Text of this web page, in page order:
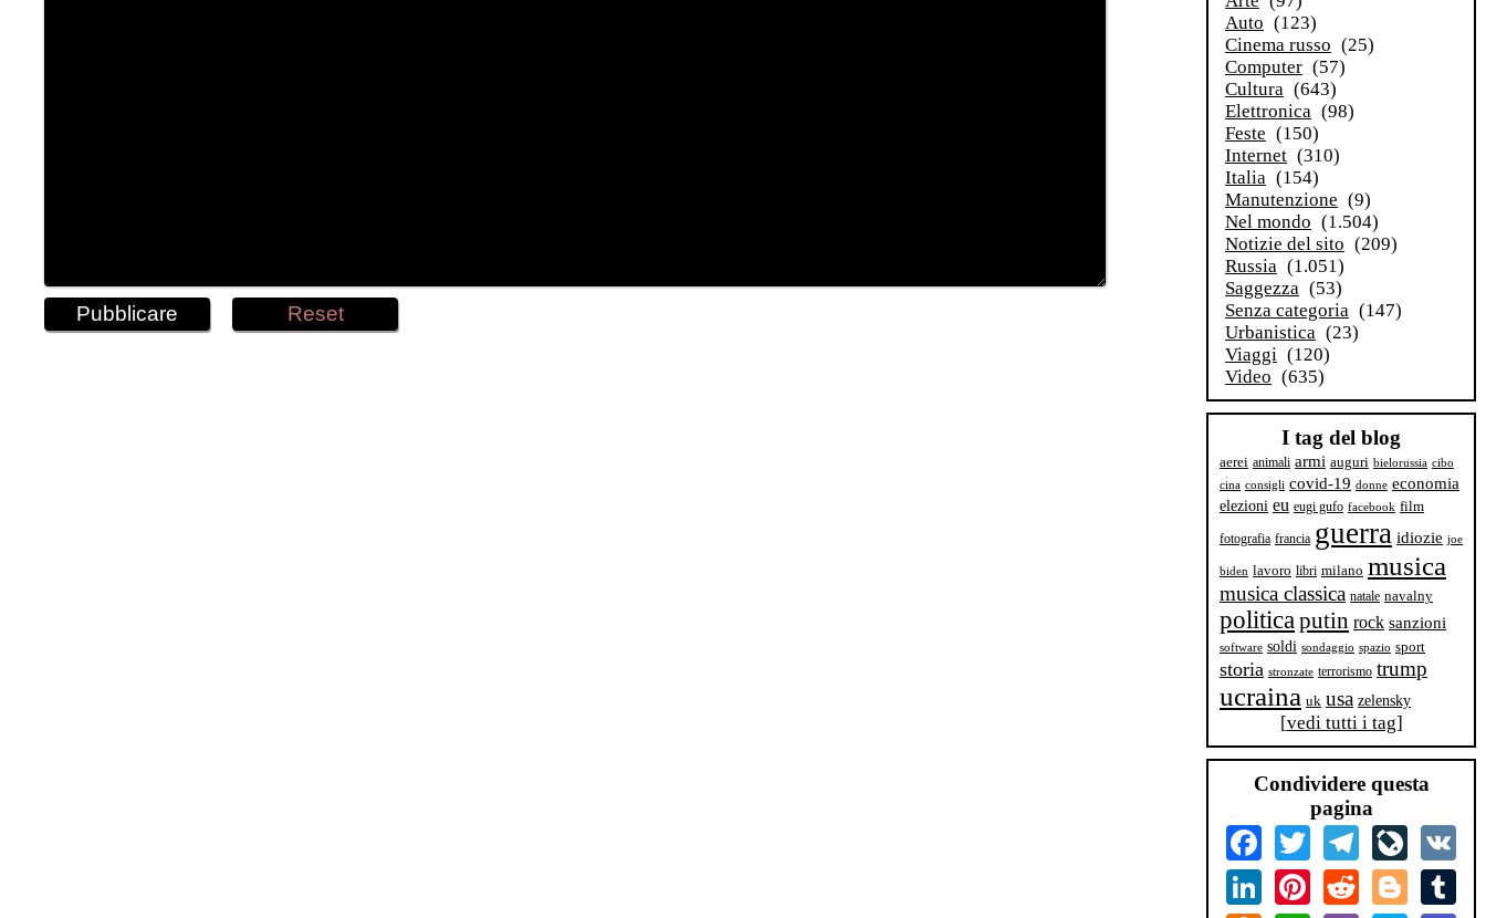
Auto (123)
Cinema russo (25)
Computer (57)
Cultura (643)
Elettronica (98)
Feste (150)
Internet (310)
Italia (154)
Manutenzione (9)
Nel mondo (1.504)
Notizie del sito (209)
Russia (1.051)
Saggezza (53)
Senza categoria (147)
Urbanistica (23)
Viaggi (120)
Video (635)
I tag del blog
aerei animali armi auguri bielorussia cibo
cina consigli covid-19 donne economia
elezioni eu eugi gufo facebook film
fotografia francia guerra idiozie joe
biden lavoro libri milano musica
musica classica natale navalny
politicaputin rock sanzioni
software soldi sondaggio spazio sport
storia stronzate terrorismo trump
ucraina uk usa zelensky
[vedi tutti i tag]
Condividere questa
pagina
FacebookTwitter Telegram
LinkedInPinterestReddit Blogger